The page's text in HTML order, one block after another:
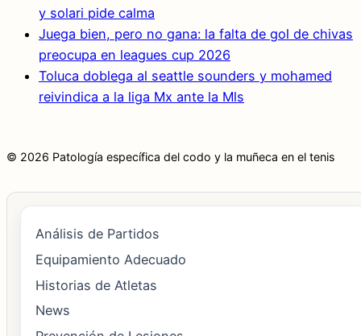
y solari pide calma
Juega bien, pero no gana: la falta de gol de chivas
preocupa en leagues cup 2026
Toluca doblega al seattle sounders y mohamed
reivindica a la liga Mx ante la Mls
© 2026 Patología específica del codo y la muñeca en el tenis
Análisis de Partidos
Equipamiento Adecuado
Historias de Atletas
News